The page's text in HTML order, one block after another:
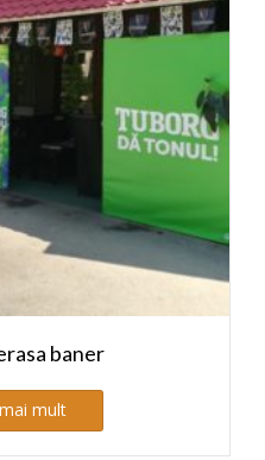
baner
mult